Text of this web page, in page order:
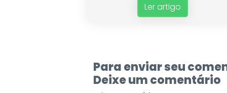
Ler artigo
Para enviar seu
Deixe um comentário